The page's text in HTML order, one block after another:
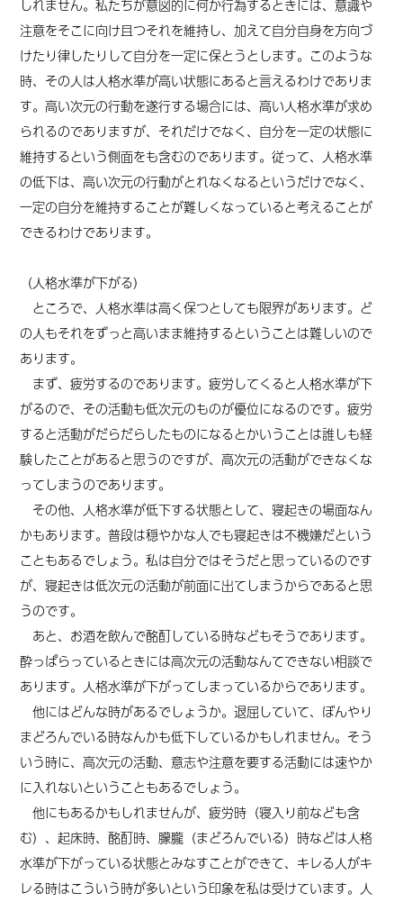
しれません。私たちが意図的に何か行為するときには、意識や
注意をそこに向け且つそれを維持し、加えて自分自身を方向づ
けたり律したりして自分を一定に保とうとします。このような
時、その人は人格水準が高い状態にあると言えるわけでありま
す。高い次元の行動を遂行する場合には、高い人格水準が求め
られるのでありますが、それだけでなく、自分を一定の状態に
維持するという側面をも含むのであります。従って、人格水準
の低下は、高い次元の行動がとれなくなるというだけでなく、
一定の自分を維持することが難しくなっていると考えることが
できるわけであります。
（人格水準が下がる）
ところで、人格水準は高く保つとしても限界があります。ど
の人もそれをずっと高いまま維持するということは難しいので
あります。
まず、疲労するのであります。疲労してくると人格水準が下
がるので、その活動も低次元のものが優位になるのです。疲労
すると活動がだらだらしたものになるとかいうことは誰しも経
験したことがあると思うのですが、高次元の活動ができなくな
ってしまうのであります。
その他、人格水準が低下する状態として、寝起きの場面なん
かもあります。普段は穏やかな人でも寝起きは不機嫌だという
こともあるでしょう。私は自分ではそうだと思っているのです
が、寝起きは低次元の活動が前面に出てしまうからであると思
うのです。
あと、お酒を飲んで酩酊している時などもそうであります。
酔っぱらっているときには高次元の活動なんてできない相談で
あります。人格水準が下がってしまっているからであります。
他にはどんな時があるでしょうか。退屈していて、ぼんやり
まどろんでいる時なんかも低下しているかもしれません。そう
いう時に、高次元の活動、意志や注意を要する活動には速やか
に入れないということもあるでしょう。
他にもあるかもしれませんが、疲労時（寝入り前なども含
む）、起床時、酩酊時、朦朧（まどろんでいる）時などは人格
水準が下がっている状態とみなすことができて、キレる人がキ
レる時はこういう時が多いという印象を私は受けています。人